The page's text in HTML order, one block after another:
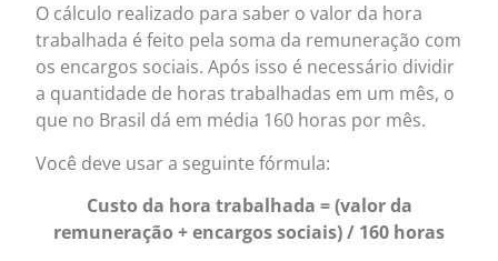
O cálculo realizado para saber o valor da hora
trabalhada é feito pela soma da remuneração com
os encargos sociais. Após isso é necessário dividir
a quantidade de horas trabalhadas em um mês, o
que no Brasil dá em média 160 horas por mês.
Você deve usar a seguinte fórmula:
Custo da hora trabalhada = (valor da
remuneração + encargos sociais) / 160 horas